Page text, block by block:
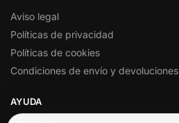
Aviso legal
Políticas de privacidad
Políticas de cookies
Condiciones de envío y devoluciones
AYUDA